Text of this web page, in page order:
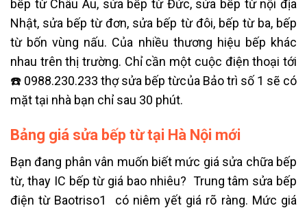
bếp từ Châu Âu, sửa bếp từ Đức, sửa bếp từ nội địa
Nhật, sửa bếp từ đơn, sửa bếp từ đôi, bếp từ ba, bếp
từ bốn vùng nấu. Của nhiều thương hiệu bếp khác
nhau trên thị trường. Chỉ cần một cuộc điện thoại tới
☎️ 0988.230.233 thợ sửa bếp từcủa Bảo trì số 1 sẽ có
mặt tại nhà bạn chỉ sau 30 phút.
Bảng giá sửa bếp từ tại Hà Nội mới
Bạn đang phân vân muốn biết mức giá sửa chữa bếp
từ, thay IC bếp từ giá bao nhiêu? Trung tâm sửa bếp
điện từ Baotriso1 có niêm yết giá rõ ràng. Mức giá